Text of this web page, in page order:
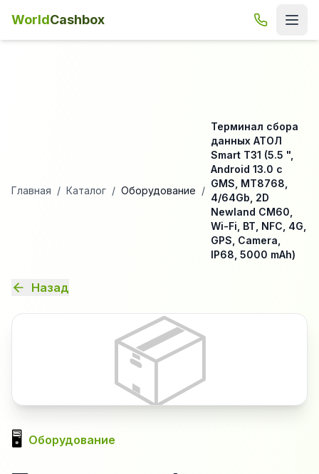
WorldCashbox
Главная / Каталог / Оборудование /
Терминал сбора
данных АТОЛ
Smart T31 (5.5 ",
Android 13.0 с
GMS, MT8768,
4/64Gb, 2D
Newland CM60,
Wi-Fi, BT, NFC, 4G,
GPS, Camera,
IP68, 5000 mAh)
Назад
📦
🖥️ Оборудование